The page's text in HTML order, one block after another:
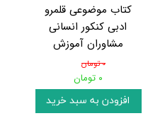
کتاب موضوعی قلمرو
ادبی کنکور انسانی
مشاوران آموزش
۰ تومان
۰ تومان
افزودن به سبد خرید